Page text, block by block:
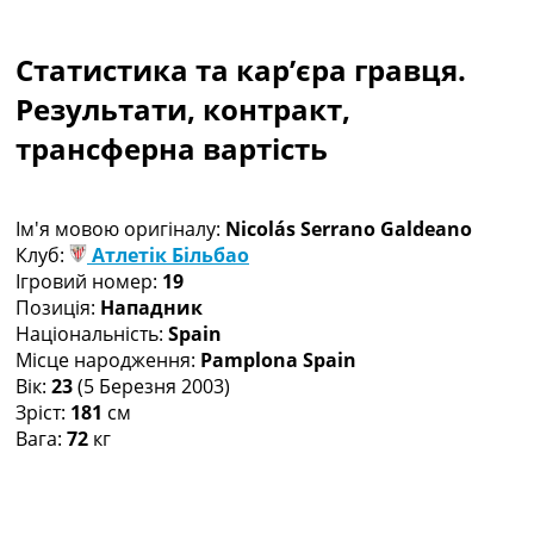
Чемпіонат Світу
Україна. Прем’єр-Ліга
Україна. Перша Ліга
Ліга Чемпіонів
Ще Турніри >>>
Таблиці
Чемпіонат Світу. Турнирні таблиці
Таблиця УПЛ
Перша Ліга
Таблиця АПЛ
Таблиця Ла Ліги
Таблиця Ліги Чемпіонів
Всі таблиці >>>
Статистика та кар’єра гравця.
Результати, контракт,
трансферна вартість
Ім'я мовою оригіналу: Nicolás Serrano Galdeano
Клуб:
Атлетік Більбао
Ігровий номер: 19
Позиція: Нападник
Національність: Spain
Місце народження: Pamplona Spain
Вік: 23(5 Березня 2003)
Зріст: 181 см
Вага: 72 кг